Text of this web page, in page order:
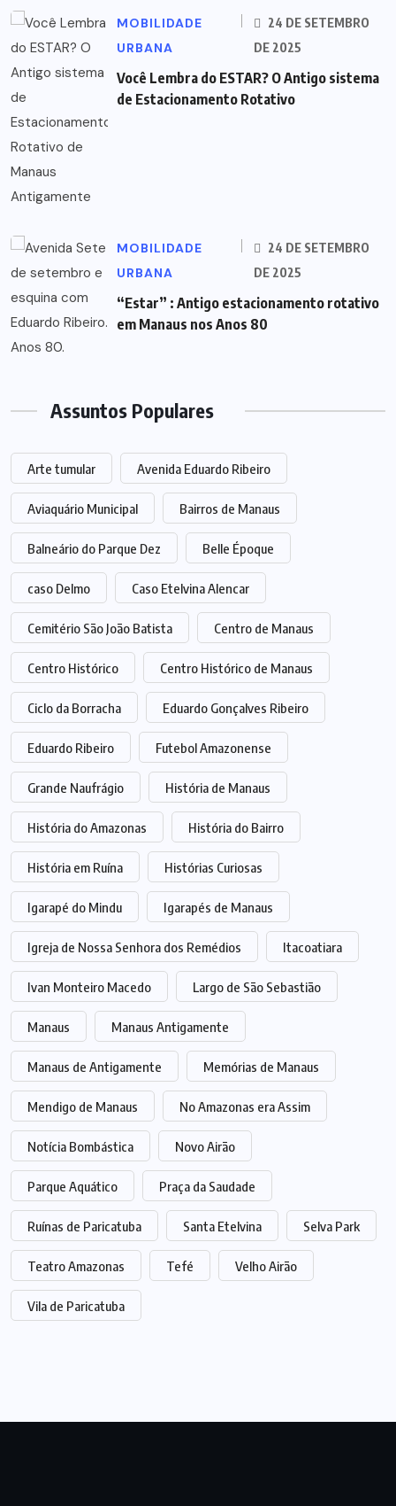
MOBILIDADE
URBANA
24 DE SETEMBRO
DE 2025
Você Lembra do ESTAR? O Antigo sistema
de Estacionamento Rotativo
MOBILIDADE
URBANA
24 DE SETEMBRO
DE 2025
“Estar” : Antigo estacionamento rotativo
em Manaus nos Anos 80
Assuntos Populares
Arte tumular Avenida Eduardo Ribeiro
Aviaquário Municipal Bairros de Manaus
Balneário do Parque Dez Belle Époque
caso Delmo Caso Etelvina Alencar
Cemitério São João Batista Centro de Manaus
Centro Histórico Centro Histórico de Manaus
Ciclo da Borracha Eduardo Gonçalves Ribeiro
Eduardo Ribeiro Futebol Amazonense
Grande Naufrágio História de Manaus
História do Amazonas História do Bairro
História em Ruína Histórias Curiosas
Igarapé do Mindu Igarapés de Manaus
Igreja de Nossa Senhora dos Remédios Itacoatiara
Ivan Monteiro Macedo Largo de São Sebastião
Manaus Manaus Antigamente
Manaus de Antigamente Memórias de Manaus
Mendigo de Manaus No Amazonas era Assim
Notícia Bombástica Novo Airão
Parque Aquático Praça da Saudade
Ruínas de Paricatuba Santa Etelvina Selva Park
Teatro Amazonas Tefé Velho Airão
Vila de Paricatuba